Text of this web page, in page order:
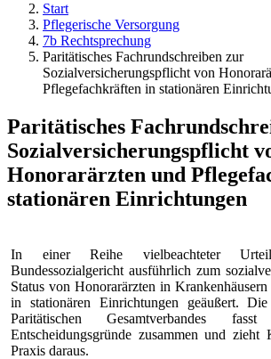
Start
Pflegerische Versorgung
7b Rechtsprechung
Paritätisches Fachrundschreiben zur
Sozialversicherungspflicht von
Pflegefachkräften in stationären
Paritätisches
Sozialversicherungspflicht
Honorarärzten und
stationären Einrichtungen
In einer Reihe vielbeachteter
Bundessozialgericht ausführlich zum
Status von Honorarärzten in
in stationären Einrichtungen geäußert.
Paritätischen Gesamtverbandes
Entscheidungsgründe zusammen und zieht
Praxis daraus.